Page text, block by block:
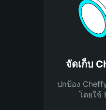
จัดเก็บ
ปกป้อง
โดยใช้